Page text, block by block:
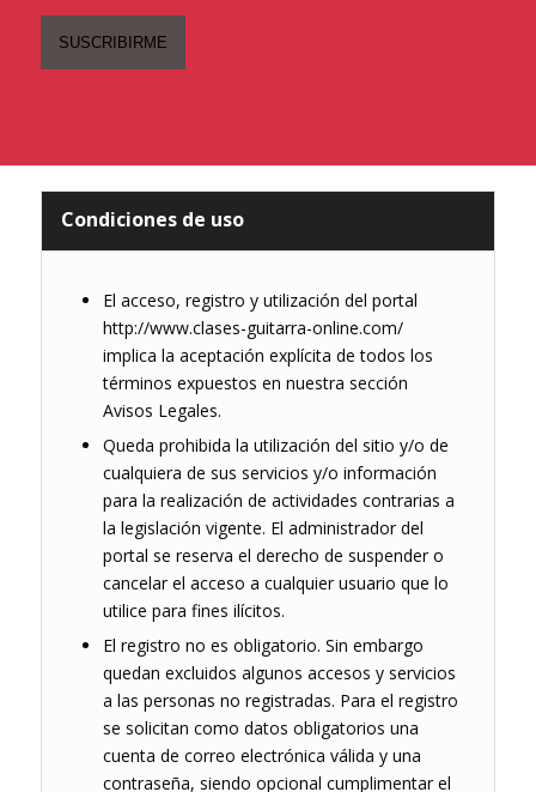
Condiciones de uso
El acceso, registro y utilización del portal
http://www.clases-guitarra-online.com/
implica la aceptación explícita de todos los
términos expuestos en nuestra sección
Avisos Legales.
Queda prohibida la utilización del sitio y/o de
cualquiera de sus servicios y/o información
para la realización de actividades contrarias a
la legislación vigente. El administrador del
portal se reserva el derecho de suspender o
cancelar el acceso a cualquier usuario que lo
utilice para fines ilícitos.
El registro no es obligatorio. Sin embargo
quedan excluidos algunos accesos y servicios
a las personas no registradas. Para el registro
se solicitan como datos obligatorios una
cuenta de correo electrónica válida y una
contraseña, siendo opcional cumplimentar el